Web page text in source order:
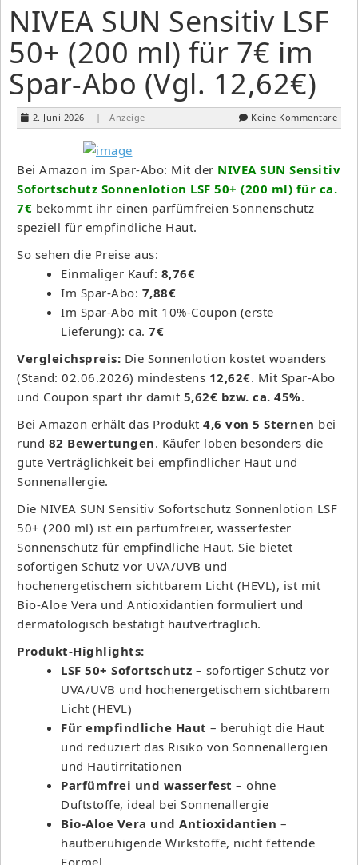
NIVEA SUN Sensitiv LSF
50+ (200 ml) für 7€ im
Spar-Abo (Vgl. 12,62€)
2. Juni 2026 | Anzeige Keine Kommentare
Bei Amazon im Spar-Abo: Mit der NIVEA SUN Sensitiv
Sofortschutz Sonnenlotion LSF 50+ (200 ml) für ca.
7€ bekommt ihr einen parfümfreien Sonnenschutz
speziell für empfindliche Haut.
So sehen die Preise aus:
Einmaliger Kauf: 8,76€
Im Spar-Abo: 7,88€
Im Spar-Abo mit 10%-Coupon (erste
Lieferung): ca. 7€
Vergleichspreis: Die Sonnenlotion kostet woanders
(Stand: 02.06.2026) mindestens 12,62€. Mit Spar-Abo
und Coupon spart ihr damit 5,62€ bzw. ca. 45%.
Bei Amazon erhält das Produkt 4,6 von 5 Sternen bei
rund 82 Bewertungen. Käufer loben besonders die
gute Verträglichkeit bei empfindlicher Haut und
Sonnenallergie.
Die NIVEA SUN Sensitiv Sofortschutz Sonnenlotion LSF
50+ (200 ml) ist ein parfümfreier, wasserfester
Sonnenschutz für empfindliche Haut. Sie bietet
sofortigen Schutz vor UVA/UVB und
hochenergetischem sichtbarem Licht (HEVL), ist mit
Bio-Aloe Vera und Antioxidantien formuliert und
dermatologisch bestätigt hautverträglich.
Produkt-Highlights:
LSF 50+ Sofortschutz – sofortiger Schutz vor
UVA/UVB und hochenergetischem sichtbarem
Licht (HEVL)
Für empfindliche Haut – beruhigt die Haut
und reduziert das Risiko von Sonnenallergien
und Hautirritationen
Parfümfrei und wasserfest – ohne
Duftstoffe, ideal bei Sonnenallergie
Bio-Aloe Vera und Antioxidantien –
hautberuhigende Wirkstoffe, nicht fettende
Formel